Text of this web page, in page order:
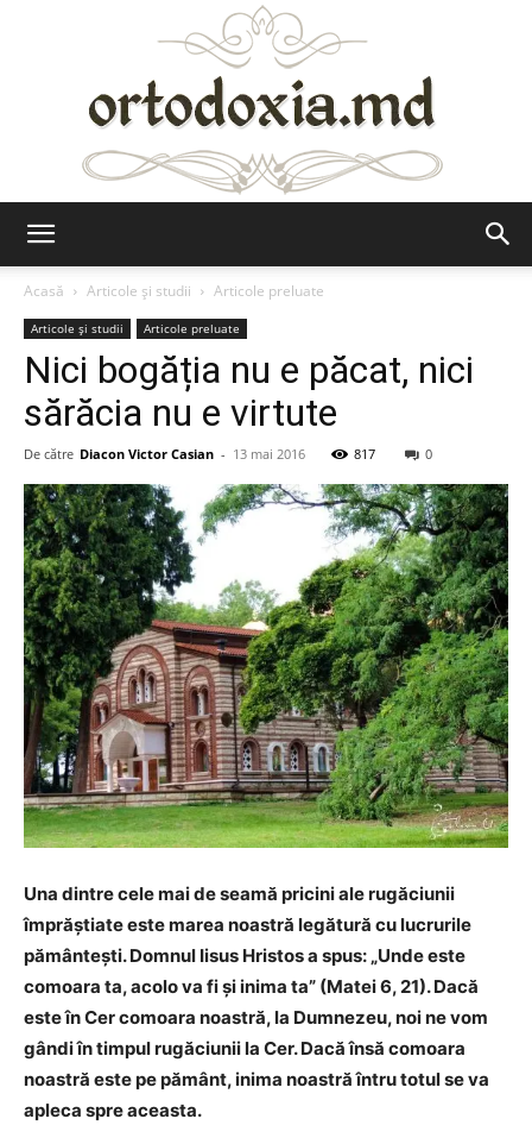
Acasă
Articole şi studii Articole preluate
Articole şi studii Articole preluate
Nici bogăția nu e păcat, nici
sărăcia nu e virtute
De către Diacon Victor Casian - 13 mai 2016 817 0
Una dintre cele mai de seamă pricini ale rugăciunii
împrăștiate este marea noastră legătură cu lucrurile
pământești. Domnul Iisus Hristos a spus: „Unde este
comoara ta, acolo va fi și inima ta” (Matei 6, 21). Dacă
este în Cer comoara noastră, la Dumnezeu, noi ne vom
gândi în timpul rugăciunii la Cer. Dacă însă comoara
noastră este pe pământ, inima noastră întru totul se va
apleca spre aceasta.